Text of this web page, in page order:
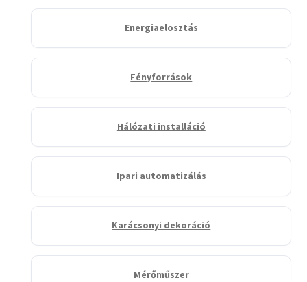
Energiaelosztás
Fényforrások
Hálózati installáció
Ipari automatizálás
Karácsonyi dekoráció
Mérőműszer